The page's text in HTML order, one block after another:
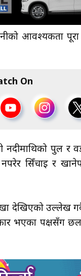
आवश्यकता
On
नदीमाथिको पुल र
नपरेर सिँचाइ र
देखिएको उल्लेख
भएका पक्षसँग